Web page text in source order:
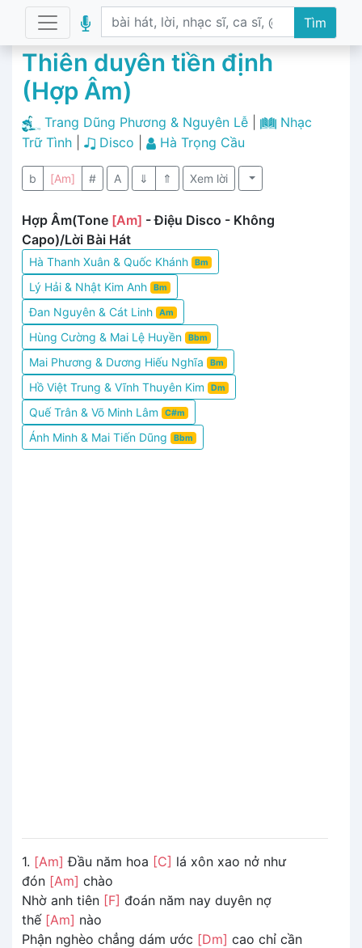
Tìm
Thiên duyên tiền định
(Hợp Âm)
Trang Dũng Phương & Nguyên Lễ
Nhạc
Trữ Tình
Disco Hà Trọng Cầu
b [Am] # A ⇓ ⇑ Xem lời
Hợp Âm(Tone [Am] - Điệu Disco - Không
Capo)/Lời Bài Hát
Hà Thanh Xuân & Quốc Khánh Bm
Lý Hải & Nhật Kim Anh Bm
Đan Nguyên & Cát Linh Am
Hùng Cường & Mai Lệ Huyền Bbm
Mai Phương & Dương Hiếu Nghĩa Bm
Hồ Việt Trung & Vĩnh Thuyên Kim Dm
Quế Trân & Võ Minh Lâm C#m
Ánh Minh & Mai Tiến Dũng Bbm
1. [Am] Đầu năm hoa [C] lá xôn xao nở như
đón [Am] chào
Nhờ anh tiên [F] đoán năm nay duyên nợ
thế [Am] nào
Phận nghèo chẳng dám ước [Dm] cao chỉ cần